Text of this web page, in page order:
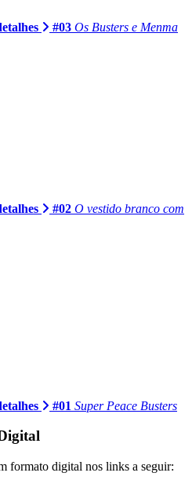
#03 Os Busters e Menma
#02 O vestido branco com
#01 Super Peace Busters
formato digital nos links a seguir: